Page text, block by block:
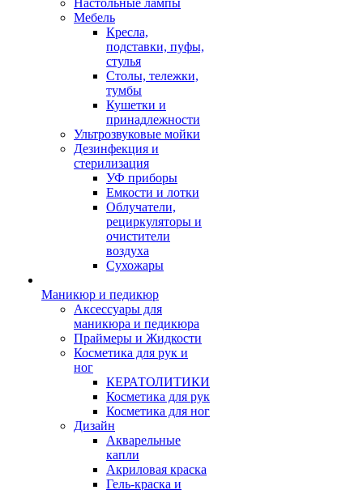
Настольные лампы
Мебель
Кресла,
подставки, пуфы,
стулья
Столы, тележки,
тумбы
Кушетки и
принадлежности
Ультрозвуковые мойки
Дезинфекция и
стерилизация
УФ приборы
Емкости и лотки
Облучатели,
рециркуляторы и
очистители
воздуха
Сухожары
Маникюр и педикюр
Аксессуары для
маникюра и педикюра
Праймеры и Жидкости
Косметика для рук и
ног
КЕРАТОЛИТИКИ
Косметика для рук
Косметика для ног
Дизайн
Акварельные
капли
Акриловая краска
Гель-краска и